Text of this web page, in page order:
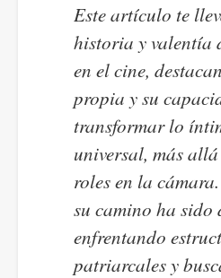
Este artículo te
historia y valentía
en el cine,
propia y su
transformar lo
universal, más
roles en la
su camino ha sido
enfrentando
patriarcales y